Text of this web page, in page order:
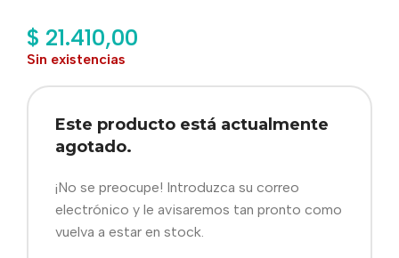
$ 21.410,00
Sin existencias
Este producto está actualmente
agotado.
¡No se preocupe! Introduzca su correo
electrónico y le avisaremos tan pronto como
vuelva a estar en stock.